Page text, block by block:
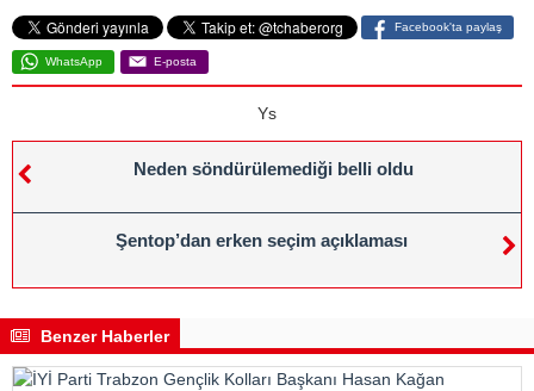
Facebook'ta paylaş
WhatsApp E-posta
Ys
Neden söndürülemediği belli oldu
Şentop’dan erken seçim açıklaması
Benzer Haberler